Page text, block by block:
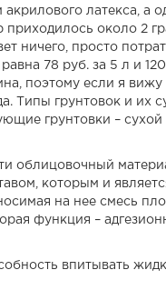
акрилового латекса, а
приходилось около 2
ничего, просто
78 руб. за 5 л и 120
поэтому если я вижу
Типы грунтовок и их
грунтовки – сухой
облицовочный
которым и
на нее смесь
функция –
впитывать